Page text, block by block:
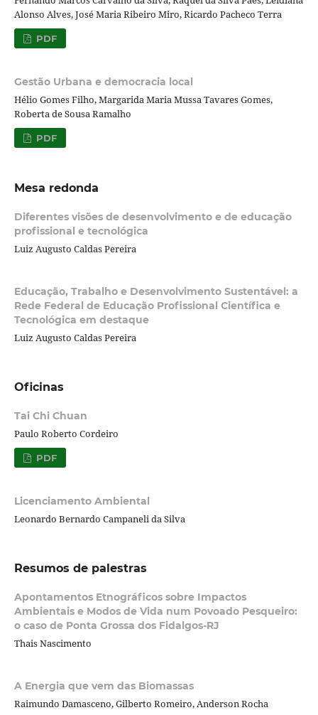
Alonso Alves, José Maria Ribeiro Miro, Ricardo Pacheco Terra
PDF
Gestão Urbana e democracia local
Hélio Gomes Filho, Margarida Maria Mussa Tavares Gomes,
Roberta de Sousa Ramalho
PDF
Mesa redonda
Diferentes visões de desenvolvimento e de educação
profissional e tecnológica
Luiz Augusto Caldas Pereira
Educação, Trabalho e Desenvolvimento Sustentável: a
Rede Federal de Educação Profissional Científica e
Tecnológica em destaque
Luiz Augusto Caldas Pereira
Oficinas
Tai Chi Chuan
Paulo Roberto Cordeiro
PDF
Licenciamento Ambiental
Leonardo Bernardo Campaneli da Silva
Resumos de palestras
Apontamentos Etnográficos sobre Impactos
Ambientais e Modos de Vida num Povoado Pesqueiro:
o caso de Ponta Grossa dos Fidalgos-RJ
Thais Nascimento
A Energia que vem das Biomassas
Raimundo Damasceno, Gilberto Romeiro, Anderson Rocha